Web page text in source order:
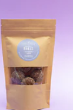
Energy
Cr...
$6.990